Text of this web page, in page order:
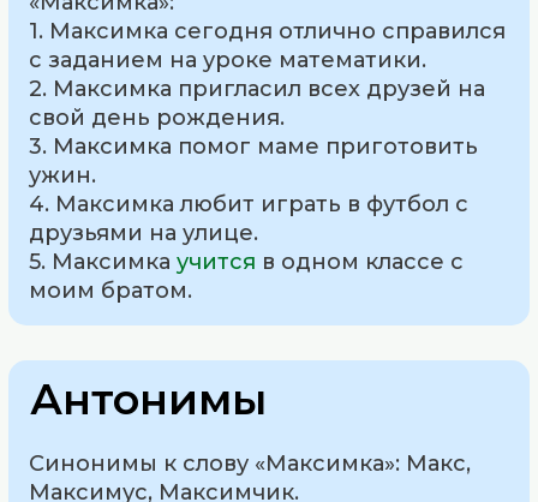
1. Максимка сегодня отлично справился
с заданием на уроке математики.
2. Максимка пригласил всех друзей на
свой день рождения.
3. Максимка помог маме приготовить
ужин.
4. Максимка любит играть в футбол с
друзьями на улице.
5. Максимкаучится в одном классе с
моим братом.
Антонимы
Синонимы к слову «Максимка»: Макс,
Максимус, Максимчик.